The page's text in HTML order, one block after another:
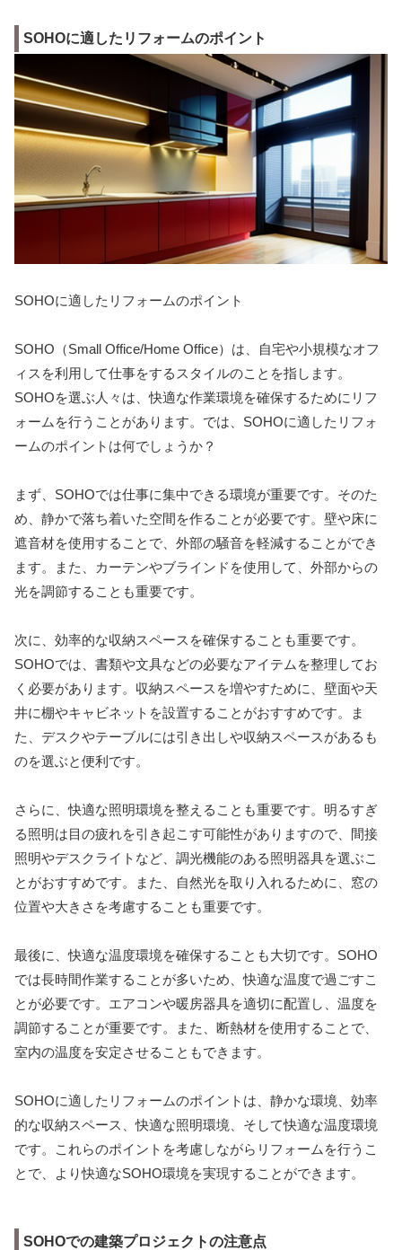
SOHOに適したリフォームのポイント
SOHOに適したリフォームのポイント
SOHO（Small Office/Home Office）は、自宅や小規模なオフ
ィスを利用して仕事をするスタイルのことを指します。
SOHOを選ぶ人々は、快適な作業環境を確保するためにリフ
ォームを行うことがあります。では、SOHOに適したリフォ
ームのポイントは何でしょうか？
まず、SOHOでは仕事に集中できる環境が重要です。そのた
め、静かで落ち着いた空間を作ることが必要です。壁や床に
遮音材を使用することで、外部の騒音を軽減することができ
ます。また、カーテンやブラインドを使用して、外部からの
光を調節することも重要です。
次に、効率的な収納スペースを確保することも重要です。
SOHOでは、書類や文具などの必要なアイテムを整理してお
く必要があります。収納スペースを増やすために、壁面や天
井に棚やキャビネットを設置することがおすすめです。ま
た、デスクやテーブルには引き出しや収納スペースがあるも
のを選ぶと便利です。
さらに、快適な照明環境を整えることも重要です。明るすぎ
る照明は目の疲れを引き起こす可能性がありますので、間接
照明やデスクライトなど、調光機能のある照明器具を選ぶこ
とがおすすめです。また、自然光を取り入れるために、窓の
位置や大きさを考慮することも重要です。
最後に、快適な温度環境を確保することも大切です。SOHO
では長時間作業することが多いため、快適な温度で過ごすこ
とが必要です。エアコンや暖房器具を適切に配置し、温度を
調節することが重要です。また、断熱材を使用することで、
室内の温度を安定させることもできます。
SOHOに適したリフォームのポイントは、静かな環境、効率
的な収納スペース、快適な照明環境、そして快適な温度環境
です。これらのポイントを考慮しながらリフォームを行うこ
とで、より快適なSOHO環境を実現することができます。
SOHOでの建築プロジェクトの注意点